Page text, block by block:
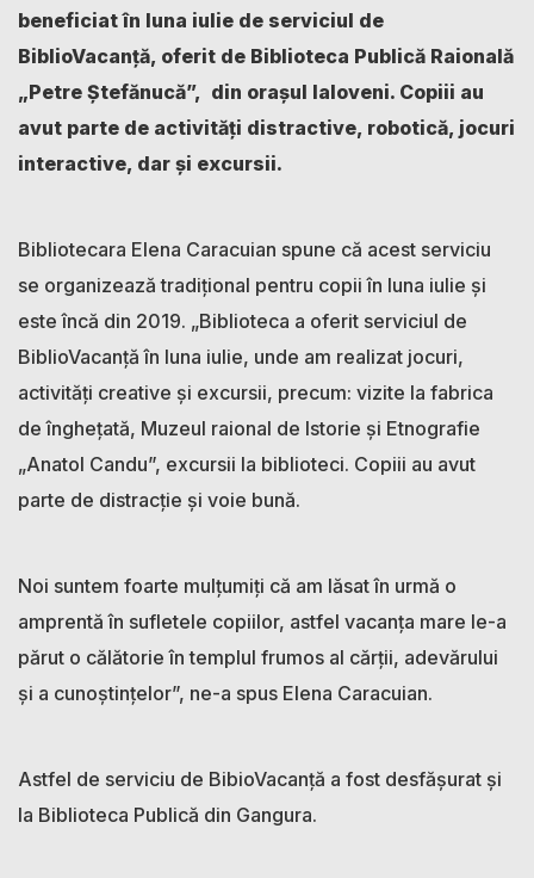
beneficiat în luna iulie de serviciul de
BiblioVacanță, oferit de Biblioteca Publică Raională
„Petre Ștefănucă”, din orașul Ialoveni. Copiii au
avut parte de activități distractive, robotică, jocuri
interactive, dar și excursii.
Bibliotecara Elena Caracuian spune că acest serviciu
se organizează tradițional pentru copii în luna iulie și
este încă din 2019. „Biblioteca a oferit serviciul de
BiblioVacanță în luna iulie, unde am realizat jocuri,
activități creative și excursii, precum: vizite la fabrica
de înghețată, Muzeul raional de Istorie și Etnografie
„Anatol Candu”, excursii la biblioteci. Copiii au avut
parte de distracție și voie bună.
Noi suntem foarte mulțumiți că am lăsat în urmă o
amprentă în sufletele copiilor, astfel vacanța mare le-a
părut o călătorie în templul frumos al cărții, adevărului
și a cunoștințelor”, ne-a spus Elena Caracuian.
Astfel de serviciu de BibioVacanță a fost desfășurat și
la Biblioteca Publică din Gangura.